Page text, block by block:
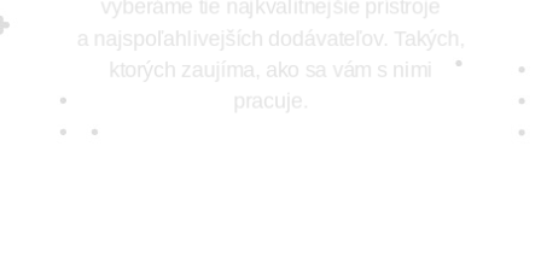
vyberáme tie najkvalitnejšie prístroje
a najspoľahlivejších dodávateľov. Takých,
ktorých zaujíma, ako sa vám s nimi
pracuje.